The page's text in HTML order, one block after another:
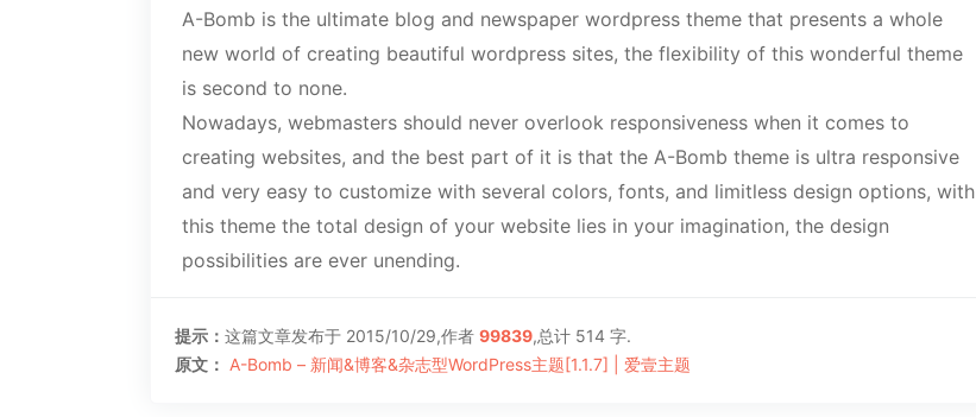
A-Bomb is the ultimate blog and newspaper wordpress theme that presents a whole
new world of creating beautiful wordpress sites, the flexibility of this wonderful theme
is second to none.
Nowadays, webmasters should never overlook responsiveness when it comes to
creating websites, and the best part of it is that the A-Bomb theme is ultra responsive
and very easy to customize with several colors, fonts, and limitless design options, with
this theme the total design of your website lies in your imagination, the design
possibilities are ever unending.
提示： 这篇文章发布于 2015/10/29,作者 99839,总计 514 字.
原文： A-Bomb – 新闻&博客&杂志型WordPress主题[1.1.7] | 爱壹主题